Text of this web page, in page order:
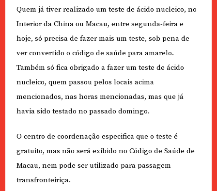
Quem já tiver realizado um teste de ácido nucleico, no
Interior da China ou Macau, entre segunda-feira e
hoje, só precisa de fazer mais um teste, sob pena de
ver convertido o código de saúde para amarelo.
Também só fica obrigado a fazer um teste de ácido
nucleico, quem passou pelos locais acima
mencionados, nas horas mencionadas, mas que já
havia sido testado no passado domingo.
O centro de coordenação especifica que o teste é
gratuito, mas não será exibido no Código de Saúde de
Macau, nem pode ser utilizado para passagem
transfronteiriça.